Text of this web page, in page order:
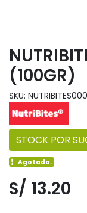
(100GR)
SKU:
STOCK POR
Agotado.
S/ 13.20